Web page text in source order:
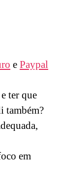
ePaypal
ter que
também?
em